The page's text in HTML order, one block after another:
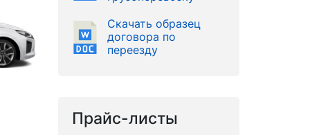
Скачать образец
договора по
переезду
Прайс-листы